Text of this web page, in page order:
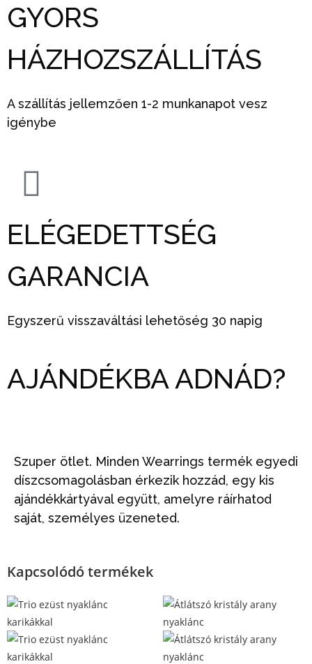
GYORS
HÁZHOZSZÁLLÍTÁS
A szállítás jellemzően 1-2 munkanapot vesz
igénybe
ELÉGEDETTSÉG
GARANCIA
Egyszerű visszaváltási lehetőség 30 napig
AJÁNDÉKBA ADNÁD?
Szuper ötlet. Minden Wearrings termék egyedi
díszcsomagolásban érkezik hozzád, egy kis
ajándékkártyával együtt, amelyre ráírhatod
saját, személyes üzeneted.
Kapcsolódó termékek